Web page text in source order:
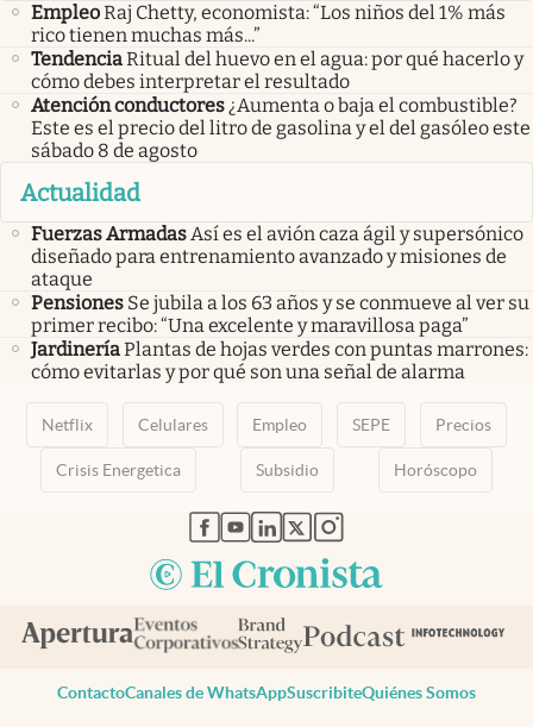
EmpleoRaj Chetty, economista: “Los niños del 1% más
rico tienen muchas más...”
TendenciaRitual del huevo en el agua: por qué hacerlo y
cómo debes interpretar el resultado
Atención conductores¿Aumenta o baja el combustible?
Este es el precio del litro de gasolina y el del gasóleo este
sábado 8 de agosto
Actualidad
Fuerzas ArmadasAsí es el avión caza ágil y supersónico
diseñado para entrenamiento avanzado y misiones de
ataque
Pensiones Se jubila a los 63 años y se conmueve al ver su
primer recibo: “Una excelente y maravillosa paga”
JardineríaPlantas de hojas verdes con puntas marrones:
cómo evitarlas y por qué son una señal de alarma
Netflix Celulares Empleo SEPE Precios
Crisis Energetica Subsidio Horóscopo
abre en nueva pestaña
abre en nueva pestaña
abre en nueva pestaña
abre en nueva pestaña
abre en nueva pestaña
ContactoCanales de WhatsAppSuscribiteQuiénes Somos